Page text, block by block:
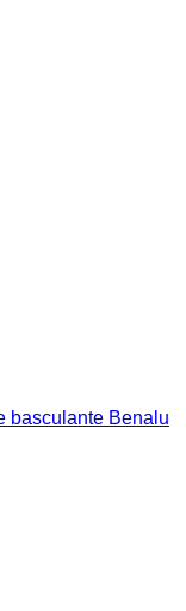
basculante Benalu